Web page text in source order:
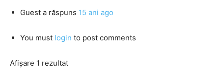
Guest a răspuns 15 ani ago
You must login to post comments
Afișare 1 rezultat